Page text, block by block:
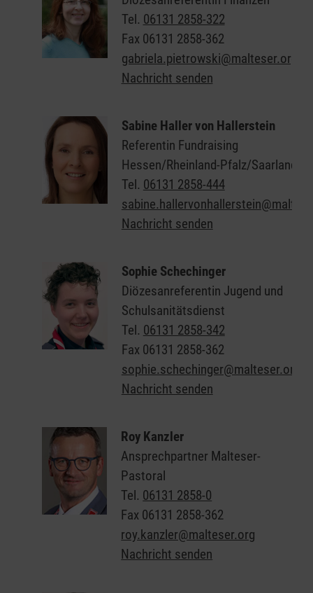
Tel. 06131 2858-322
Fax 06131 2858-362
gabriela.pietrowski@malteser.org
Nachricht senden
Sabine Haller von Hallerstein
Referentin Fundraising
Hessen/Rheinland-Pfalz/Saarland
Tel. 06131 2858-444
Nachricht senden
Sophie Schechinger
Diözesanreferentin Jugend und
Schulsanitätsdienst
Tel. 06131 2858-342
Fax 06131 2858-362
sophie.schechinger@malteser.org
Nachricht senden
Roy Kanzler
Ansprechpartner Malteser-
Pastoral
Tel. 06131 2858-0
Fax 06131 2858-362
roy.kanzler@malteser.org
Nachricht senden